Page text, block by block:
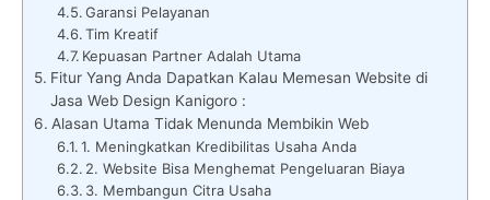
Garansi Pelayanan
Tim Kreatif
Kepuasan Partner Adalah Utama
Fitur Yang Anda Dapatkan Kalau Memesan Website di
Jasa Web Design Kanigoro :
Alasan Utama Tidak Menunda Membikin Web
1. Meningkatkan Kredibilitas Usaha Anda
2. Website Bisa Menghemat Pengeluaran Biaya
3. Membangun Citra Usaha